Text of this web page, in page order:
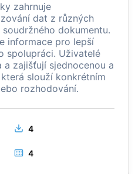
zahrnuje
dat z různých
dokumentu.
informace pro lepší
spolupráci. Uživatelé
zajišťují sjednocenou a
slouží konkrétním
rozhodování.
4
4